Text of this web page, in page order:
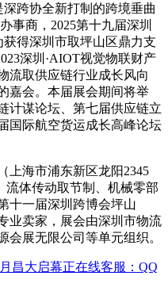
深跨协全新打制的跨境垂曲
事商，2025第十九届深圳
得深圳市取坪山区鼎力支
深圳·AIOT视觉物联财产
流取供应链行业成长风向
嘉会。本届展会期间将举
计谋论坛、第七届供应链立
国际航空货运成长高峰论坛
海市浦东新区龙阳2345
流体传动取节制、机械零部
十一届深圳跨博会坪山
业卖家，展会由深圳市物流
会展无限公司等单元组织。
昌大启幕正在线客服：QQ